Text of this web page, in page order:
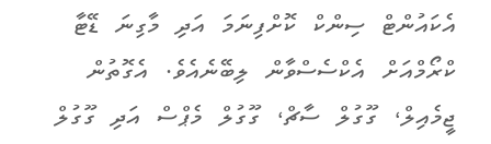
އެކައުންޓް ސިންކް ކޮށްފިނަމަ އަދި މާގިނަ ޑޭޓާ
ކްރޯމްއަށް އެކްސެސްވާން ލިބޭނެއެވެ. އެގޮތުން
ޖީމެއިލް، ގޫގުލް ސާޗް، ގޫގުލް މެޕްސް އަދި ގޫގުލް